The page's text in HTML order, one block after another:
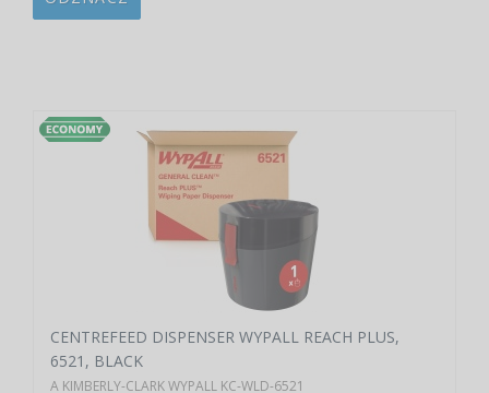
CENTREFEED DISPENSER WYPALL REACH PLUS,
6521, BLACK
A KIMBERLY-CLARK WYPALL KC-WLD-6521